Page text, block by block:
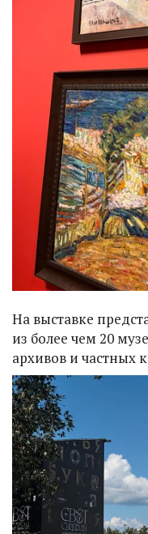
На выставке
из более чем 20
архивов и частных